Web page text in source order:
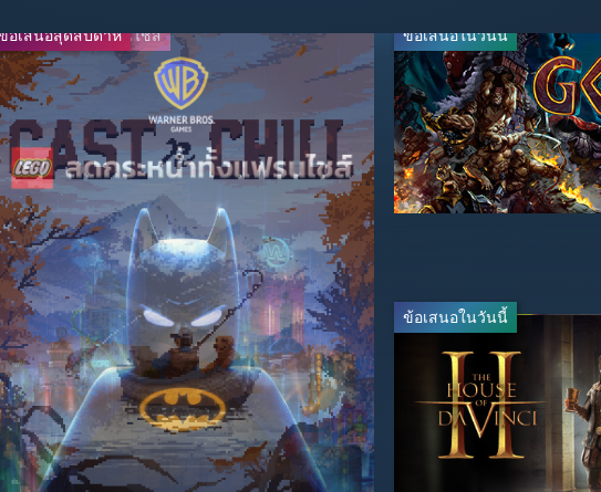
อเสนอสุดสัปดาห์ ข้อเสนอในวันนี้
ข้อเสนอในวันนี้
ดกระหน่ำทั้งแฟรนไชส์ ข้อเสนอในวันนี้
-95% $59.99$2.99
-65% $39.99$13.99
-67% $49.99$16.49
-95% $49.99 $2.49
ถ่ายทอดสด